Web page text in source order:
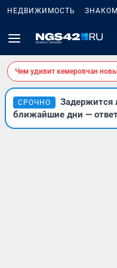
НЕДВИЖИМОСТЬ
Чем удивит кемеровчан
СРОЧНО
Задержится
ближайшие дни —